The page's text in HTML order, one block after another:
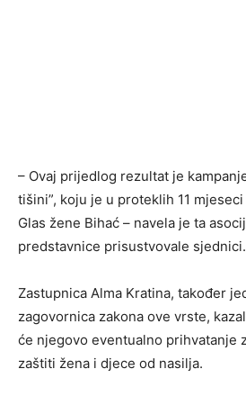
– Ovaj prijedlog rezultat je
tišini”, koju je u proteklih 11
Glas žene Bihać – navela je ta
predstavnice prisustvovale sjednici.
Zastupnica Alma Kratina, također
zagovornica zakona ove vrste,
će njegovo eventualno prihvatanje
zaštiti žena i djece od nasilja.